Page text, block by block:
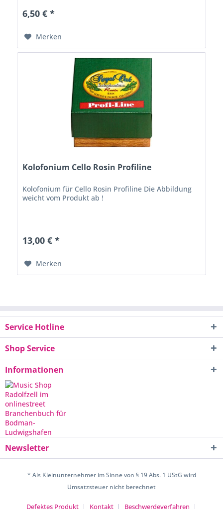
6,50 € *
Merken
Kolofonium Cello Rosin Profiline
Kolofonium für Cello Rosin Profiline Die Abbildung
weicht vom Produkt ab !
13,00 € *
Merken
Service Hotline
Shop Service
Informationen
Newsletter
* Als Kleinunternehmer im Sinne von § 19 Abs. 1 UStG wird
Umsatzsteuer nicht berechnet
Defektes Produkt Kontakt Beschwerdeverfahren